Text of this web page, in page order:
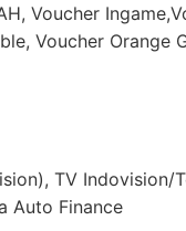
Voucher
Voucher Orange
TV Indovision/
Auto Finance